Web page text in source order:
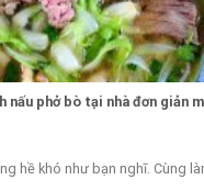
nấu phở bò tại nhà đơn giản
hề khó như bạn nghĩ. Cùng